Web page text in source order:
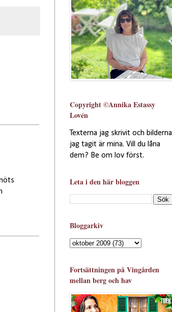
Copyright ©Annika Estassy
Lovén
Texterna jag skrivit och bilderna
jag tagit är mina. Vill du låna
dem? Be om lov först.
Leta i den här bloggen
Bloggarkiv
Fortsättningen på Vingården
mellan berg och hav